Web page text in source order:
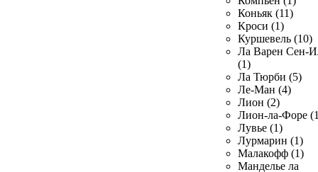
Коньяк (11)
Кроси (1)
Куршевель (10)
Ла Варен Сен-
(1)
Ла Тюрби (5)
Ле-Ман (4)
Лион (2)
Лион-ла-Форе
Лувье (1)
Лурмарин (1)
Малакофф (1)
Манделье ла